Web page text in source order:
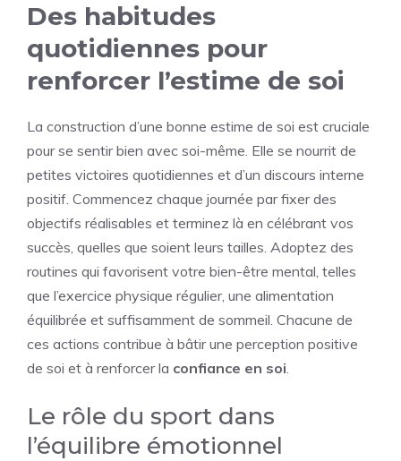
Des habitudes
quotidiennes pour
renforcer l’estime de soi
La construction d’une bonne estime de soi est cruciale
pour se sentir bien avec soi-même. Elle se nourrit de
petites victoires quotidiennes et d’un discours interne
positif. Commencez chaque journée par fixer des
objectifs réalisables et terminez là en célébrant vos
succès, quelles que soient leurs tailles. Adoptez des
routines qui favorisent votre bien-être mental, telles
que l’exercice physique régulier, une alimentation
équilibrée et suffisamment de sommeil. Chacune de
ces actions contribue à bâtir une perception positive
de soi et à renforcer la confiance en soi.
Le rôle du sport dans
l’équilibre émotionnel